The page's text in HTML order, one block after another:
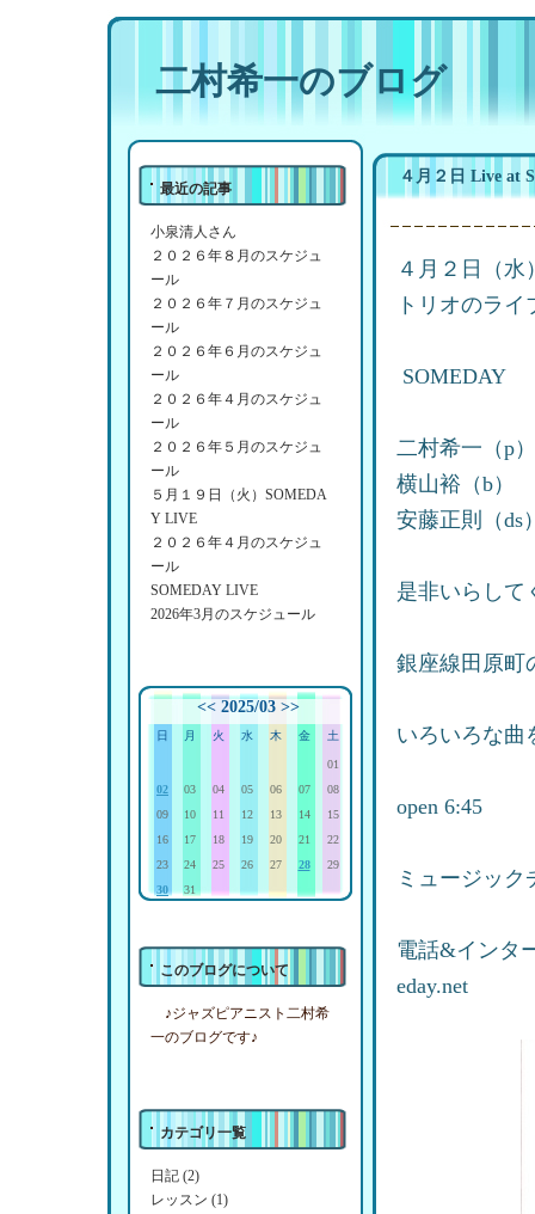
二村希一のブログ
最近の記事
小泉清人さん
２０２６年８月のスケジュ
ール
２０２６年７月のスケジュ
ール
２０２６年６月のスケジュ
ール
２０２６年４月のスケジュ
ール
２０２６年５月のスケジュ
ール
５月１９日（火）SOMEDA
Y LIVE
２０２６年４月のスケジュ
ール
SOMEDAY LIVE
2026年3月のスケジュール
<< 2025/03 >>
日 月 火 水 木 金 土
01
02
03 04 05 06 07
08
09
10 11 12 13 14
15
16
17 18 19 20 21
22
23
24 25 26 27 28
29
30
31
このブログについて
♪ジャズピアニスト二村希
一のブログです♪
カテゴリ一覧
日記 (2)
レッスン (1)
４月２日 Live at
４月２日（
トリオのラ
SOMEDAY
二村希一（p）
横山裕（b）
安藤正則（ds
是非いらして
銀座線田原町
いろいろな曲
open 6:45
ミュージ
電話&インタ
eday.net